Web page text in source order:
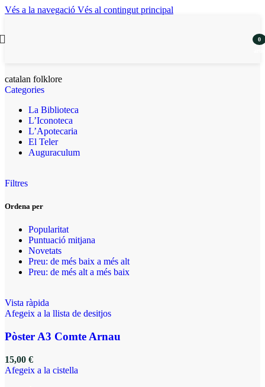
Vés a la navegació Vés al contingut principal
0
catalan folklore
Categories
La Biblioteca
L’Iconoteca
L’Apotecaria
El Teler
Auguraculum
Filtres
Ordena per
Popularitat
Puntuació mitjana
Novetats
Preu: de més baix a més alt
Preu: de més alt a més baix
Vista ràpida
Afegeix a la llista de desitjos
Pòster A3 Comte Arnau
15,00 €
Afegeix a la cistella